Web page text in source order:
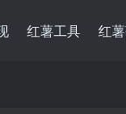
红薯工具 红